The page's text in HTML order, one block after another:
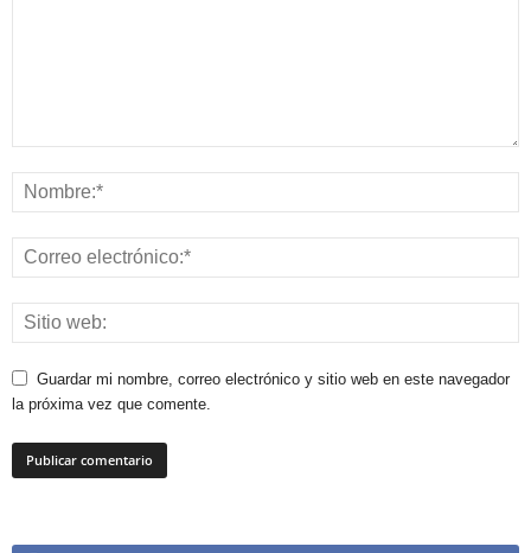
Guardar mi nombre, correo electrónico y sitio web en este navegador
la próxima vez que comente.